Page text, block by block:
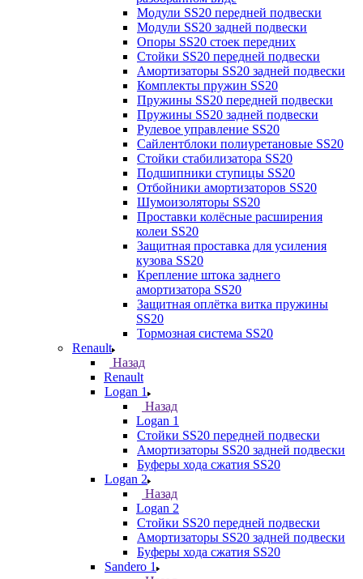
Модули SS20 передней подвески
Модули SS20 задней подвески
Опоры SS20 стоек передних
Стойки SS20 передней подвески
Амортизаторы SS20 задней подвески
Комплекты пружин SS20
Пружины SS20 передней подвески
Пружины SS20 задней подвески
Рулевое управление SS20
Сайлентблоки полиуретановые SS20
Стойки стабилизатора SS20
Подшипники ступицы SS20
Отбойники амортизаторов SS20
Шумоизоляторы SS20
Проставки колёсные расширения
колеи SS20
Защитная проставка для усиления
кузова SS20
Крепление штока заднего
амортизатора SS20
Защитная оплётка витка пружины
SS20
Тормозная система SS20
Renault
Назад
Renault
Logan 1
Назад
Logan 1
Стойки SS20 передней подвески
Амортизаторы SS20 задней подвески
Буферы хода сжатия SS20
Logan 2
Назад
Logan 2
Стойки SS20 передней подвески
Амортизаторы SS20 задней подвески
Буферы хода сжатия SS20
Sandero 1